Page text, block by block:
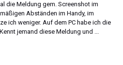
die Meldung gem. Screenshot im
Abständen im Handy, im
ich weniger. Auf dem PC habe ich die
jemand diese Meldung und ...